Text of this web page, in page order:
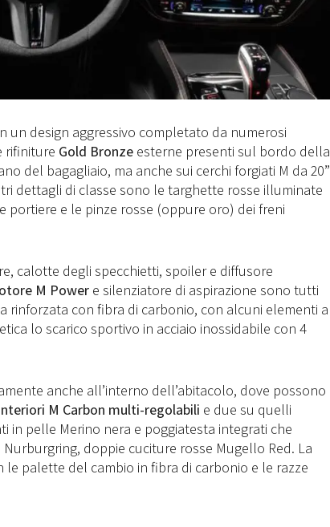
un design aggressivo completato da numerosi
rifiniture Gold Bronze esterne presenti sul bordo della
del bagagliaio, ma anche sui cerchi forgiati M da 20”
dettagli di classe sono le targhette rosse illuminate
portiere e le pinze rosse (oppure oro) dei freni
calotte degli specchietti, spoiler e diffusore
M Power e silenziatore di aspirazione sono tutti
rinforzata con fibra di carbonio, con alcuni elementi a
lo scarico sportivo in acciaio inossidabile con 4
anche all’interno dell’abitacolo, dove possono
M Carbon multi-regolabili e due su quelli
in pelle Merino nera e poggiatesta integrati che
doppie cuciture rosse Mugello Red. La
le palette del cambio in fibra di carbonio e le razze